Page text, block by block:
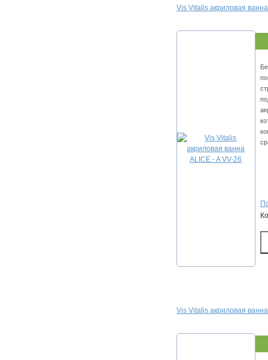
Vis Vitalis акриловая
Vis Vitalis акриловая